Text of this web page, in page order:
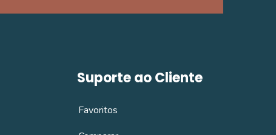
Suporte ao Cliente
Favoritos